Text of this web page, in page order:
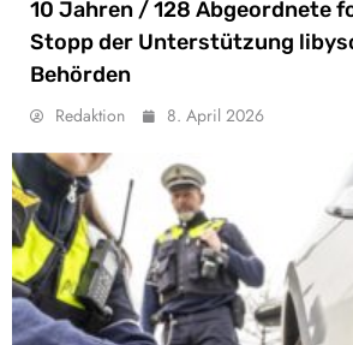
10 Jahren / 128 Abgeordnete
Stopp der Unterstützung
Behörden
Redaktion 8. April 2026